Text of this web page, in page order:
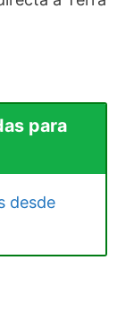
para
desde